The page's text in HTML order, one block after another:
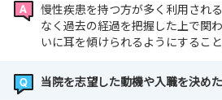
慢性疾患を持つ方が多く利用され
なく過去の経過を把握した上で関
いに耳を傾けられるようにするこ
当院を志望した動機や入職を決め